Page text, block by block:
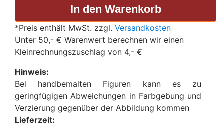
*Preis enthält MwSt. zzgl. Versandkosten
Unter 50,- € Warenwert berechnen wir einen
Kleinrechnungszuschlag von 4,- €
Hinweis:
Bei handbemalten Figuren kann es zu
geringfügigen Abweichungen in Farbgebung und
Verzierung gegenüber der Abbildung kommen
Lieferzeit: